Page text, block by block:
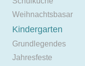
Weihnachtsbasar
Kindergarten
Grundlegendes
Jahresfeste